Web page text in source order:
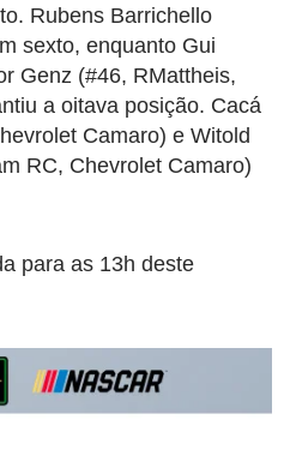
Rubens Barrichello
sexto, enquanto Gui
Genz (#46, RMattheis,
a oitava posição. Cacá
Camaro) e Witold
RC, Chevrolet Camaro)
para as 13h deste